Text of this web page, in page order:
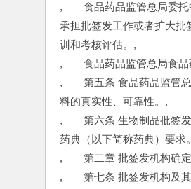
,　　食品药品监管总局委
承担批签发工作或者扩大
训和考核评估。,
,　　食品药品监管总局食
,　　第五条 食品药品监管
料的真实性、可靠性。,
,　　第六条 生物制品批签
药典（以下简称药典）要求
,　　第二章 批签发机构确
,　　第七条 批签发机构及